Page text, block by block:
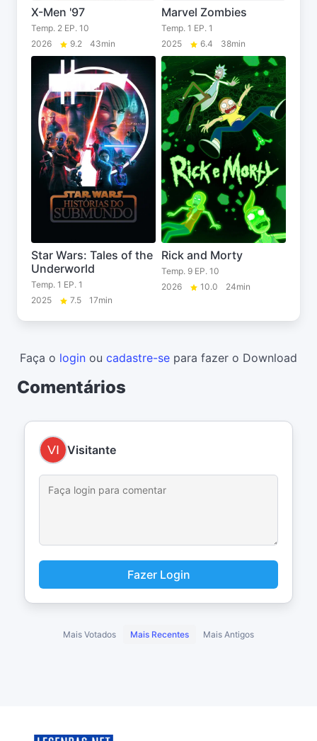
X-Men '97
Temp. 2 EP. 10
2026
9.2 43min
Marvel Zombies
Temp. 1 EP. 1
2025
6.4 38min
Star Wars: Tales of the
Underworld
Temp. 1 EP. 1
2025
7.5 17min
Rick and Morty
Temp. 9 EP. 10
2026
10.0 24min
Faça o login ou cadastre-se para fazer o Download
Comentários
Visitante
Fazer Login
Mais Votados Mais Recentes Mais Antigos